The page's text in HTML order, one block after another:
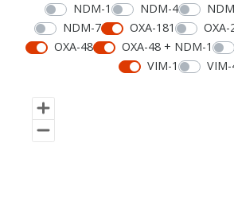
NDM-1
NDM-4
NDM-7
OXA-181 OXA-
OXA-48
OXA-48 + NDM-1
VIM-1
VIM-